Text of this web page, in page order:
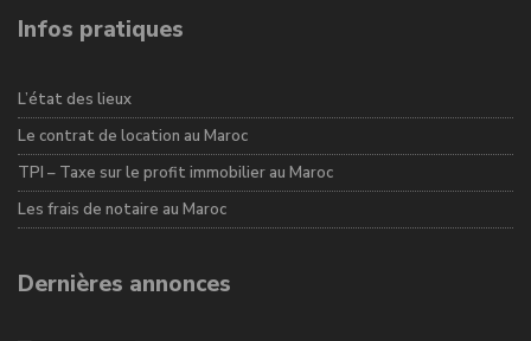
Infos pratiques
L’état des lieux
Le contrat de location au Maroc
TPI – Taxe sur le profit immobilier au Maroc
Les frais de notaire au Maroc
Dernières annonces